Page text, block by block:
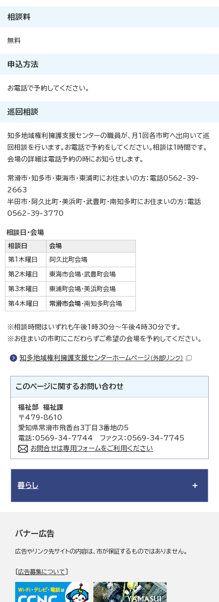
相談料
無料
申込方法
お電話で予約してください。
巡回相談
知多地域権利擁護支援センターの職員が、月1回各市町へ出向いて巡
回相談を行います。お電話で予約をしてください。相談は1時間です。
会場の詳細は電話予約の時にお知らせします。
常滑市・知多市・東海市・東浦町にお住まいの方：電話0562-39-
2663
半田市・阿久比町・美浜町・武豊町・南知多町にお住まいの方：電話
0562-39-3770
相談日・会場
相談日 会場
第1木曜日 阿久比町会場
第2木曜日 東海市会場・武豊町会場
第3木曜日 東浦町会場・美浜町会場
第4木曜日 常滑市会場 ・南知多町会場
※相談時間はいずれも午後1時30分～午後4時30分です。
※お住まいの市町にこだわらずご希望の会場を予約してください。
知多地域権利擁護支援センターホームページ （外部リンク）
このページに関する お問い合わせ
福祉部 福祉課
〒479-8610
愛知県常滑市飛香台3丁目3番地の5
電話：0569-34-7744 ファクス：0569-34-7745
お問合せは専用フォームをご利用ください
暮らし
バナー広告
広告やリンク先サイトの内容は、市が保証するものではありません。
[広告募集について